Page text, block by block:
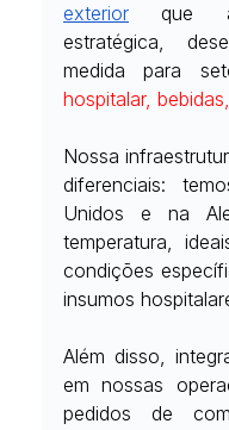
exterior que
estratégica,
medida para
hospitalar,
Nossa
diferenciais:
Unidos e na
temperatura,
condições
insumos
Além disso,
em nossas
pedidos de